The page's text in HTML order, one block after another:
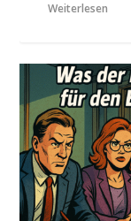
Weiterlesen